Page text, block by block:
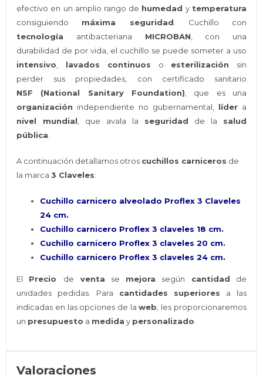
efectivo en un amplio rango de humedad y temperatura
consiguiendo máxima seguridad. Cuchillo con
tecnología antibacteriana MICROBAN, con una
durabilidad de por vida, el cuchillo se puede someter a uso
intensivo, lavados continuos o esterilización sin
perder sus propiedades, con certificado sanitario
NSF (National Sanitary Foundation), que es una
organización independiente no gubernamental, lídera
nivel mundial, que avala la seguridad de la salud
pública.
A continuación detallamos otros cuchillos carniceros de
la marca3 Claveles:
Cuchillo carnicero alveolado Proflex 3 Claveles
24 cm.
Cuchillo carnicero Proflex 3 claveles 18 cm.
Cuchillo carnicero Proflex 3 claveles 20 cm.
Cuchillo carnicero Proflex 3 claveles 24 cm.
El Precio de venta se mejora según cantidad de
unidades pedidas. Para cantidades superiores a las
indicadas en las opciones de laweb, les proporcionaremos
un presupuesto a medida y personalizado.
Valoraciones